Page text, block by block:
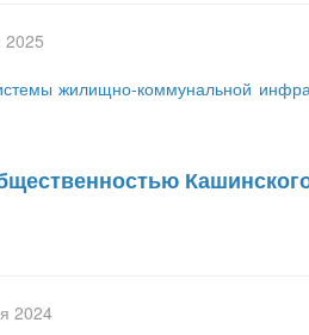
2025
жилищно-коммунальной
2024